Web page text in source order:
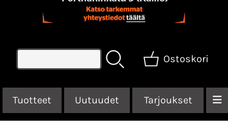
Ostoskori
Tuotteet Uutuudet Tarjoukset